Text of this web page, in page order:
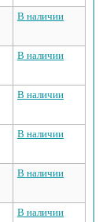
В наличии
В наличии
В наличии
В наличии
В наличии
В наличии